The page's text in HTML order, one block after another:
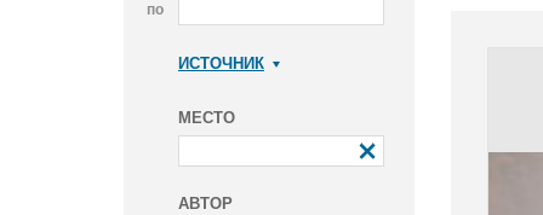
по
ИСТОЧНИК
МЕСТО
АВТОР